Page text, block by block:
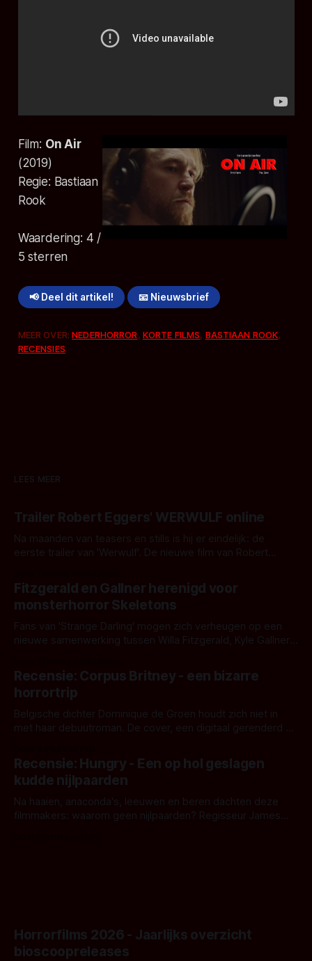
Film: On Air
(2019)
Regie: Bastiaan
Rook
Waardering: 4 /
5 sterren
📢 Deel dit artikel! 📧 Nieuwsbrief
MEER OVER:NEDERHORROR, KORTE FILMS, BASTIAAN ROOK,
RECENSIES
LEES MEER
Trailer Robert Eggers' WERWULF online
Na maanden van teasers en stills is hij er eindelijk: de
eerste trailer van 'Werwulf'. De nieuwe film van Robert
kille stijl vol folklore en mythe. Het topic deze keer is (kon
het het al raden?)... de weerwolf. Kijk je mee?
Fitzgerald en Gallner herenigd voor
monsterhorror Skeletons
Fans van 'Strange Darling' mogen zich verheugen op een
nieuwe samenwerking tussen Willa Fitzgerald, Kyle Gallner
'Skeletons', een nieuwe creature feature waarvoor de
opnames zijn gestart in Australië.
Recensie: Corpus Britney - een bizarre
horrortrip
Belgische dichter Dominique de Groen houdt zich niet in
met haar debuutroman. De cover, een digitaal gerenderd en
achtergrond, belooft iets kleurrijks maar onheilspellends,
iets ongrijpbaars. En dat maakt De Groen met ieder woord
waar.
Recensie: Hungry - Een op hol geslagen
kudde nijlpaarden
Na haaien, anaconda's, leeuwen en beren dachten deze
filmmakers: waarom geen nijlpaarden? Regisseur James
Horrorfilms 2026 - Jaarlijks overzicht
bioscoopreleases